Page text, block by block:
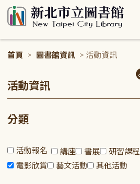
首頁 > 圖書館資訊 > 活動資訊
活動資訊
分類
活動報名 講座 書展 研習課程
電影欣賞
藝文活動 其他活動